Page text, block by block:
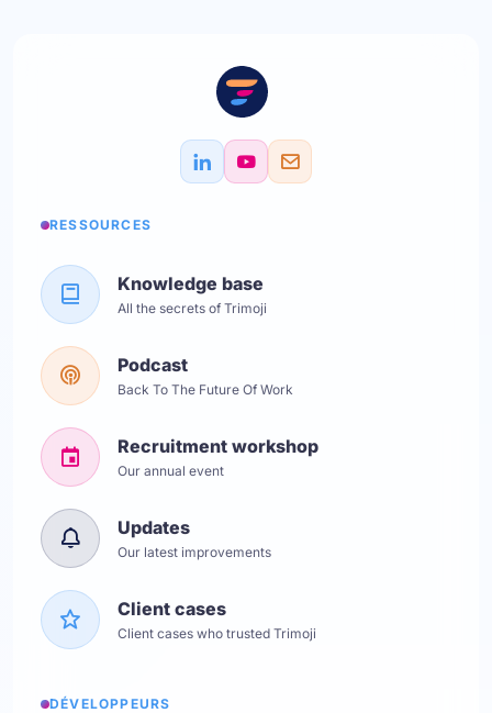
RESSOURCES
Knowledge base
All the secrets of Trimoji
Podcast
Back To The Future Of Work
Recruitment workshop
Our annual event
Updates
Our latest improvements
Client cases
Client cases who trusted Trimoji
DÉVELOPPEURS